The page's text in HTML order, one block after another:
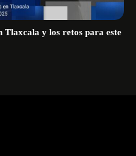
Tlaxcala y los retos para este